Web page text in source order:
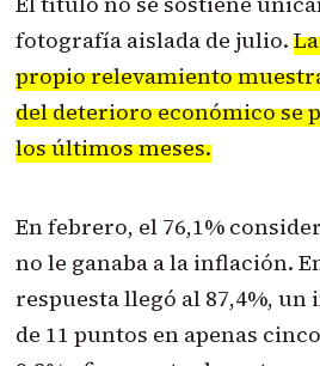
fotografía aislada de julio.
propio relevamiento
del deterioro económico se
los últimos meses.
En febrero, el 76,1%
no le ganaba a la inflación.
respuesta llegó al 87,4%,
de 11 puntos en apenas